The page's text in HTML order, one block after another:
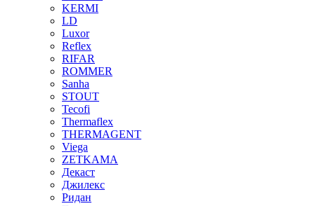
KERMI
LD
Luxor
Reflex
RIFAR
ROMMER
Sanha
STOUT
Tecofi
Thermaflex
THERMAGENT
Viega
ZETKAMA
Декаст
Джилекс
Ридан